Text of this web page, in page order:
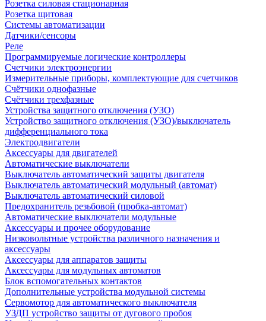
Розетка силовая стационарная
Розетка щитовая
Системы автоматизации
Датчики/сенсоры
Реле
Программируемые логические контроллеры
Счетчики электроэнергии
Измерительные приборы, комплектующие для счетчиков
Счётчики однофазные
Счётчики трехфазные
Устройства защитного отключения (УЗО)
Устройство защитного отключения (УЗО)/выключатель
дифференциального тока
Электродвигатели
Аксессуары для двигателей
Автоматические выключатели
Выключатель автоматический защиты двигателя
Выключатель автоматический модульный (автомат)
Выключатель автоматический силовой
Предохранитель резьбовой (пробка-автомат)
Автоматические выключатели модульные
Аксессуары и прочее оборудование
Низковольтные устройства различного назначения и
аксессуары
Аксессуары для аппаратов защиты
Аксессуары для модульных автоматов
Блок вспомогательных контактов
Дополнительные устройства модульной системы
Сервомотор для автоматического выключателя
УЗДП устройство защиты от дугового пробоя